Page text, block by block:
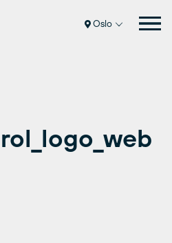
Oslo